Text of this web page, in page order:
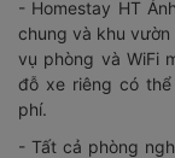
- Homestay HT
chung và khu vườn
vụ phòng và WiFi
đỗ xe riêng có
phí.
- Tất cả phòng